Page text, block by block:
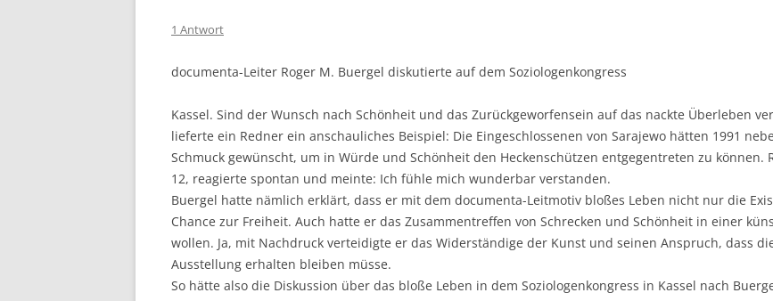
1 Antwort
documenta-Leiter Roger M. Buergel diskutierte auf dem Soziologenkongress
Kassel. Sind der Wunsch nach Schönheit und das Zurückgeworfensein auf das nackte Überleben
lieferte ein Redner ein anschauliches Beispiel: Die Eingeschlossenen von Sarajewo hätten 1991
Schmuck gewünscht, um in Würde und Schönheit den Heckenschützen entgegentreten zu können.
12, reagierte spontan und meinte: Ich fühle mich wunderbar verstanden.
Buergel hatte nämlich erklärt, dass er mit dem documenta-Leitmotiv bloßes Leben nicht nur die
Chance zur Freiheit. Auch hatte er das Zusammentreffen von Schrecken und Schönheit in einer
wollen. Ja, mit Nachdruck verteidigte er das Widerständige der Kunst und seinen Anspruch, dass
Ausstellung erhalten bleiben müsse.
So hätte also die Diskussion über das bloße Leben in dem Soziologenkongress in Kassel nach